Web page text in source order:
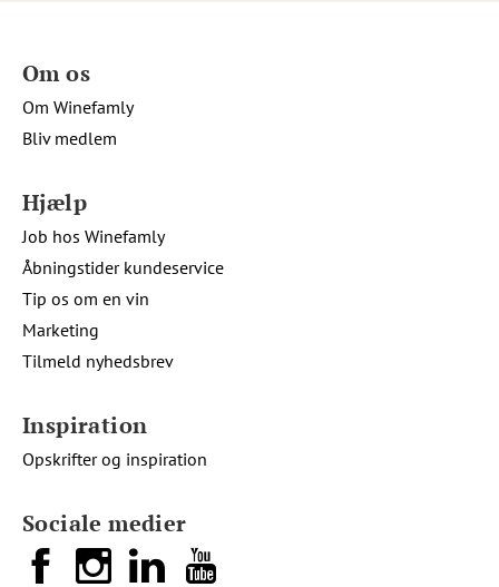
Sociale medier
Om os
Om Winefamly
Bliv medlem
Hjælp
Job hos Winefamly
Åbningstider kundeservice
Tip os om en vin
Marketing
Tilmeld nyhedsbrev
Inspiration
Opskrifter og inspiration